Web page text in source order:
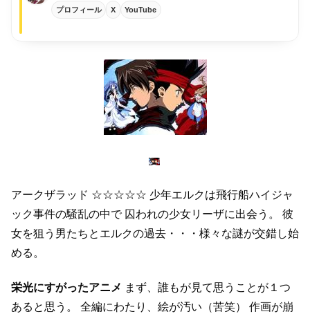
プロフィール X YouTube
アークザラッド ☆☆☆☆☆ 少年エルクは飛行船ハイジャ
ック事件の騒乱の中で囚われの少女リーザに出会う。
彼
女を狙う男たちとエルクの過去・・・様々な謎が交錯し始
める。
栄光にすがったアニメ まず、誰もが見て思うことが１つ
あると思う。
全編にわたり、絵が汚い（苦笑）
作画が崩